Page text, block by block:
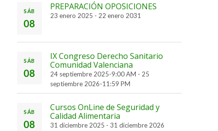
SÁB
08
PREPARACIÓN OPOSICIONES
23 enero 2025 - 22 enero 2031
SÁB
08
IX Congreso Derecho Sanitario
Comunidad Valenciana
24 septiembre 2025-9:00 AM - 25
septiembre 2026-11:59 PM
SÁB
08
Cursos OnLine de Seguridad y
Calidad Alimentaria
31 diciembre 2025 - 31 diciembre 2026